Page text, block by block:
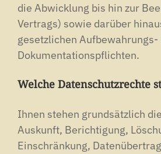
die Abwicklung bis hin zur
Vertrags) sowie darüber
gesetzlichen Aufbewahrungs-
Dokumentationspflichten.
Welche Datenschutzrechte
Ihnen stehen grundsätzlich
Auskunft, Berichtigung,
Einschränkung,